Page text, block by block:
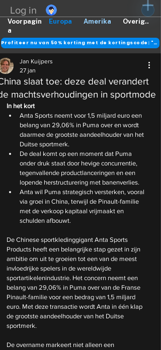
Log in
Europa Amerika Overig..
Voorpagin
a
Profiteer nu van 50% korting met de kortingscode: "DANK"
slaat toe: deze deal verandert
machtsverhoudingen in sportmode
Jan Kuijpers
27 jan
In het kort
Anta Sports neemt voor 1,5 miljard euro een
belang van 29,06% in Puma over en wordt
daarmee de grootste aandeelhouder van het
Duitse sportmerk.
De deal komt op een moment dat Puma
onder druk staat door hevige concurrentie,
tegenvallende productlanceringen en een
lopende herstructurering met banenverlies.
Anta wil Puma strategisch versterken, vooral
via groei in China, terwijl de Pinault-familie
met de verkoop kapitaal vrijmaakt en
schulden afbouwt.
De Chinese sportkledinggigant Anta Sports
Products heeft een belangrijke stap gezet in zijn
ambitie om uit te groeien tot een van de meest
invloedrijke spelers in de wereldwijde
sportartikelenindustrie. Het concern neemt een
belang van 29,06% in Puma over van de Franse
Pinault-familie voor een bedrag van 1,5 miljard
euro. Met deze transactie wordt Anta in één klap
de grootste aandeelhouder van het Duitse
sportmerk.
De overname markeert niet alleen een